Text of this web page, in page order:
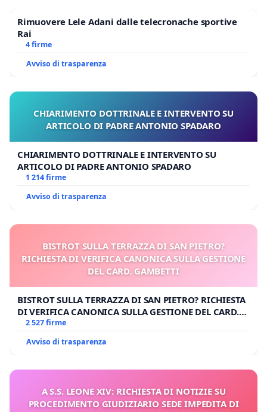
Rimuovere Lele Adani dalle telecronache sportive
Rai
4 firme
Avviso di trasparenza
CHIARIMENTO DOTTRINALE E INTERVENTO SU
ARTICOLO DI PADRE ANTONIO SPADARO
CHIARIMENTO DOTTRINALE E INTERVENTO SU
ARTICOLO DI PADRE ANTONIO SPADARO
1 214 firme
Avviso di trasparenza
BISTROT SULLA TERRAZZA DI SAN PIETRO?
RICHIESTA DI VERIFICA CANONICA SULLA GESTIONE
DEL CARD. GAMBETTI
BISTROT SULLA TERRAZZA DI SAN PIETRO? RICHIESTA
DI VERIFICA CANONICA SULLA GESTIONE DEL CARD.
GAMBETTI
2 527 firme
Avviso di trasparenza
A S.S. LEONE XIV: RICHIESTA DI NOTIZIE SU
PROCEDIMENTO GIUDIZIARIO SEDE IMPEDITA DI